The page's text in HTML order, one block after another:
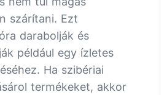
szárítani. Ezt
darabolják és
például egy ízletes
Ha szibériai
termékeket, akkor